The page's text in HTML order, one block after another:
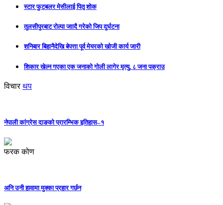
स्टार फुटबलर मेसीलाई पितृ शोक
तुलसीपुरबाट रोल्पा जाादै गरेको जिप दुर्घटना
शनिबार बिहानैदेखि बेपत्ता पूर्व मेयरको खोजी कार्य जारी
शिकार खेल्न गएका एक जनाको गोली लागेर मृत्यु, ८ जना पक्राउ
विचार थप
नेपाली कांग्रेस दाङको प्रारम्भिक इतिहास–१
फरक कोण
अनि उनी हावामा मुक्का प्रहार गर्छन